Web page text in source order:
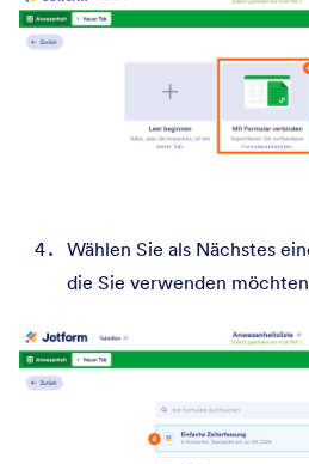
Wählen Sie als Nächstes
die Sie verwenden